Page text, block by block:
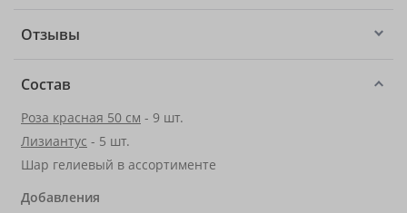
Отзывы
Состав
Роза красная 50 см - 9 шт.
Лизиантус - 5 шт.
Шар гелиевый в ассортименте
Добавления